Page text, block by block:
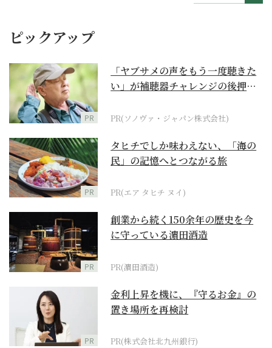
ピックアップ
PR
「ヤブサメの声をもう一度聴きた
い」が補聴器チャレンジの後押し
PR(ソノヴァ・ジャパン株式会社)
PR
タヒチでしか味わえない、「海の
民」の記憶へとつながる旅
PR(エア タヒチ ヌイ)
PR
創業から続く150余年の歴史を今
に守っている濵田酒造
PR(濵田酒造)
PR
金利上昇を機に、『守るお金』の
置き場所を再検討
PR(株式会社北九州銀行)